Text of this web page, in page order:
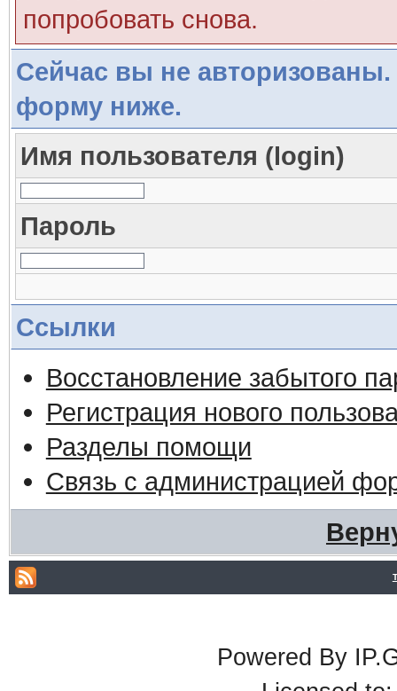
попробовать снова.
Сейчас вы не авторизованы.
форму ниже.
Имя пользователя (login)
Пароль
Ссылки
Восстановление забытого
Регистрация нового
Разделы помощи
Связь с администрацией
Powered By